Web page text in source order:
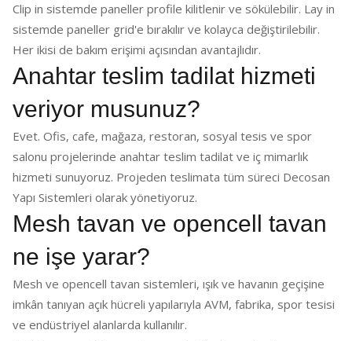
Clip in sistemde paneller profile kilitlenir ve sökülebilir. Lay in
sistemde paneller grid'e bırakılır ve kolayca değiştirilebilir.
Her ikisi de bakım erişimi açısından avantajlıdır.
Anahtar teslim tadilat hizmeti
veriyor musunuz?
Evet. Ofis, cafe, mağaza, restoran, sosyal tesis ve spor
salonu projelerinde anahtar teslim tadilat ve iç mimarlık
hizmeti sunuyoruz. Projeden teslimata tüm süreci Decosan
Yapı Sistemleri olarak yönetiyoruz.
Mesh tavan ve opencell tavan
ne işe yarar?
Mesh ve opencell tavan sistemleri, ışık ve havanın geçişine
imkân tanıyan açık hücreli yapılarıyla AVM, fabrika, spor tesisi
ve endüstriyel alanlarda kullanılır.